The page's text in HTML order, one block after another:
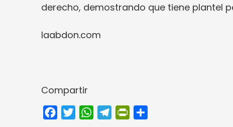
derecho, demostrando que tiene plantel
laabdon.com
Compartir
FacebookTwitterWhatsAppTelegramPrintFriendly